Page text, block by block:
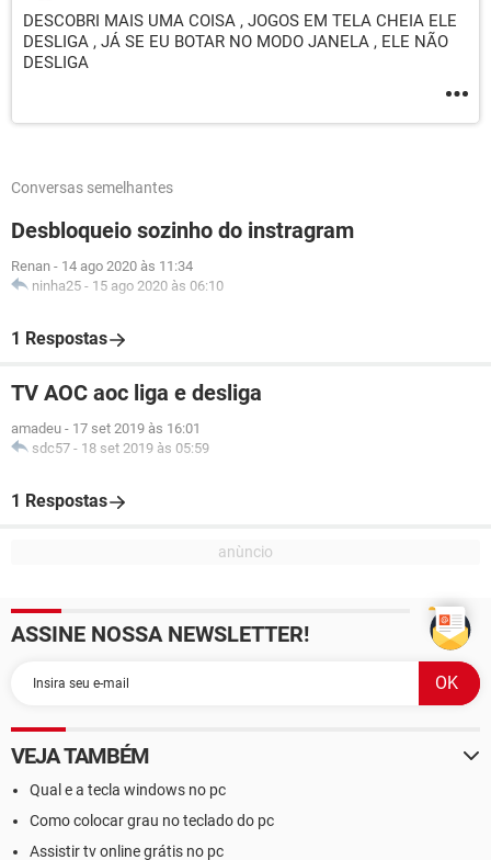
DESCOBRI MAIS UMA COISA , JOGOS EM TELA CHEIA ELE
DESLIGA , JÁ SE EU BOTAR NO MODO JANELA , ELE NÃO
DESLIGA
Conversas semelhantes
Desbloqueio sozinho do instragram
Renan - 14 ago 2020 às 11:34
ninha25 - 15 ago 2020 às 06:10
1 Respostas
TV AOC aoc liga e desliga
amadeu - 17 set 2019 às 16:01
sdc57 - 18 set 2019 às 05:59
1 Respostas
ASSINE NOSSA NEWSLETTER!
VEJA TAMBÉM
Qual e a tecla windows no pc
Como colocar grau no teclado do pc
Assistir tv online grátis no pc